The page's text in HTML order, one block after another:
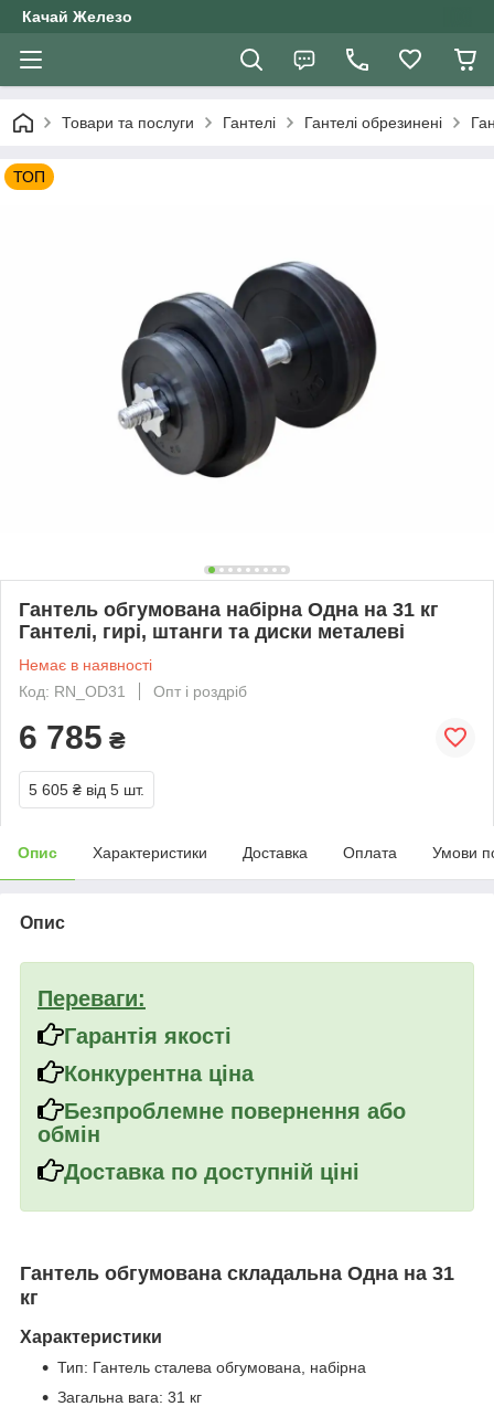
Качай Железо
Товари та послуги Гантелі Гантелі обрезинені
ТОП
Гантель обгумована набірна Одна на 31 кг
Гантелі, гирі, штанги та диски металеві
Немає в наявності
Код: RN_OD31
Опт і роздріб
6 785 ₴
5 605 ₴ від 5 шт.
Опис Характеристики Доставка Оплата Умови
Опис
Переваги:
Гарантія якості
Конкурентна ціна
Безпроблемне повернення або
обмін
Доставка по доступній ціні
Гантель обгумована складальна Одна на 31
кг
Характеристики
Тип: Гантель сталева обгумована, набірна
Загальна вага: 31 кг